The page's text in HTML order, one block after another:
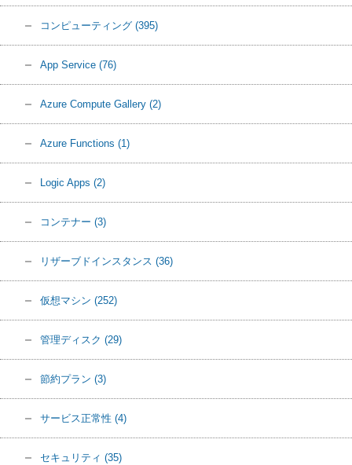
コンピューティング (395)
App Service (76)
Azure Compute Gallery (2)
Azure Functions (1)
Logic Apps (2)
コンテナー (3)
リザーブドインスタンス (36)
仮想マシン (252)
管理ディスク (29)
節約プラン (3)
サービス正常性 (4)
セキュリティ (35)